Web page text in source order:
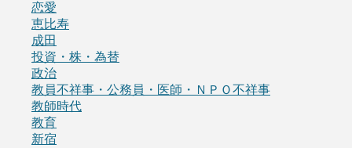
恋愛
恵比寿
成田
投資・株・為替
政治
教員不祥事・公務員・医師・ＮＰＯ不祥事
教師時代
教育
新宿